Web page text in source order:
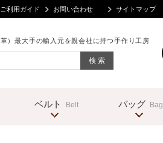
ご利用ガイド お問い合わせ サイトマップ
）最大手の輸入元を親会社に持つ手作り工房
ベルト Belt バッグ Bag